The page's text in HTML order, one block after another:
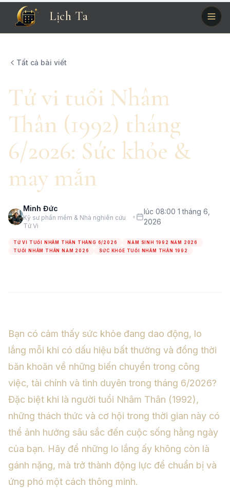
Lịch Ta
Tất cả bài viết
Tử vi tuổi Nhâm
Thân (1992) tháng
6/2026: Sức khỏe &
may mắn
Minh Đức
Kỹ sư phần mềm & Nhà nghiên cứu
Tử Vi
•
lúc 08:00 1 tháng 6,
2026
TỬ VI TUỔI NHÂM THÂN THÁNG 6/2026
NĂM SINH 1992 NĂM 2026
TUỔI NHÂM THÂN NĂM 2026
SỨC KHỎE TUỔI NHÂM THÂN 1992
Bạn có cảm thấy sức khỏe đang dao động, lo
lắng mỗi khi có dấu hiệu bất thường và đồng thời
băn khoăn về những biến chuyển trong công
việc, tài chính và tình duyên trong tháng 6/2026?
Đặc biệt khi là người tuổi Nhâm Thân (1992),
những thách thức và cơ hội trong thời gian này có
thể ảnh hưởng sâu sắc đến cuộc sống hằng ngày
của bạn. Hãy để những lo lắng ấy không còn là
gánh nặng, mà trở thành động lực để chuẩn bị và
ứng phó một cách thông minh.